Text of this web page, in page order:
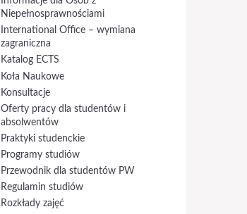
Niepełnosprawnościami
International Office – wymiana
zagraniczna
Katalog ECTS
Koła Naukowe
Konsultacje
Oferty pracy dla studentów i
absolwentów
Praktyki studenckie
Programy studiów
Przewodnik dla studentów PW
Regulamin studiów
Rozkłady zajęć